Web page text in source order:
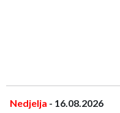
Nedjelja - 16.08.2026